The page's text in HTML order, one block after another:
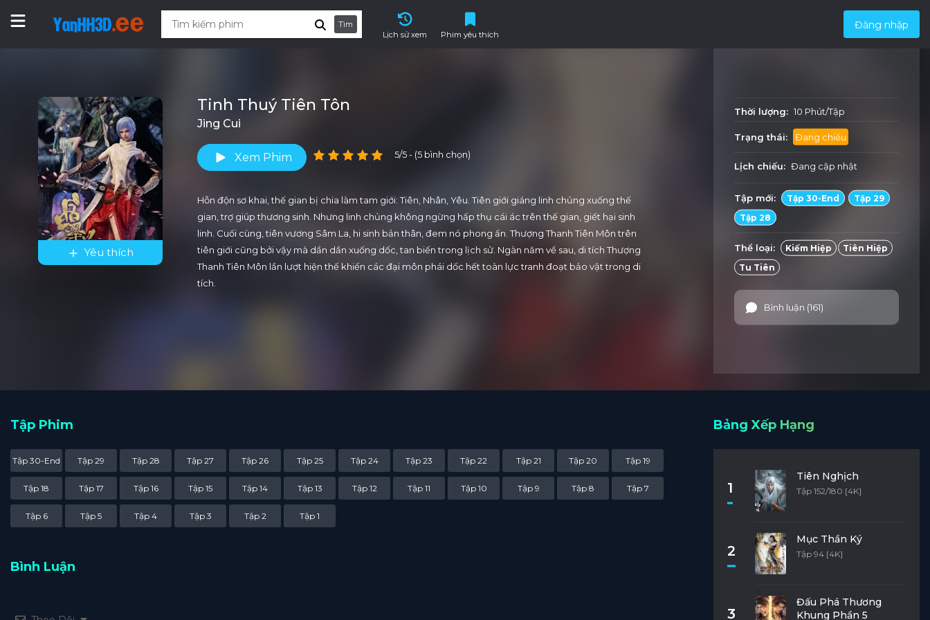
Tìm
Lịch sử xem
Phim yêu thích
Đăng nhập
Yêu thích
Tinh Thuý Tiên Tôn
Jing Cui
Xem Phim 5/5 - (5 bình chọn)
Hỗn độn sơ khai, thế gian bị chia làm tam giới: Tiên, Nhân, Yêu. Tiên giới giáng linh chủng xuống thế
gian, trợ giúp thương sinh. Nhưng linh chủng không ngừng hấp thụ cái ác trên thế gian, giết hại sinh
linh. Cuối cùng, tiên vương Sâm La, hi sinh bản thân, đem nó phong ấn. Thượng Thanh Tiên Môn trên
tiên giới cũng bởi vậy mà dần dần xuống dốc, tan biến trong lịch sử. Ngàn năm về sau, di tích Thượng
Thanh Tiên Môn lần lượt hiện thế khiến các đại môn phái dốc hết toàn lực tranh đoạt bảo vật trong di
tích.
Thời lượng: 10 Phút/Tập
Trạng thái: Đang chiếu
Lịch chiếu: Đang cập nhật
Tập mới: Tập 30-End
Tập 29
Tập 28
Thể loại: Kiếm Hiệp
Tiên Hiệp
Tu Tiên
Bình luận (161)
Tập Phim
Tập 30-End Tập 29 Tập 28 Tập 27 Tập 26 Tập 25 Tập 24 Tập 23 Tập 22 Tập 21 Tập 20 Tập 19
Tập 18 Tập 17 Tập 16 Tập 15 Tập 14 Tập 13 Tập 12 Tập 11 Tập 10 Tập 9 Tập 8 Tập 7
Tập 6 Tập 5 Tập 4 Tập 3 Tập 2 Tập 1
Bình Luận
Bảng Xếp Hạng
1
Tiên Nghịch
Tập 152/180 [4K]
2
Mục Thần Ký
Tập 94 [4K]
3
Đấu Phá Thương
Khung Phần 5